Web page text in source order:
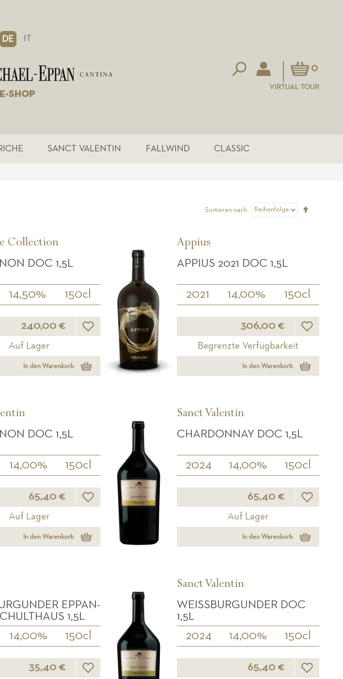
DE IT
E-SHOP
Mein Warenkorb
0
VIRTUAL TOUR
SANCT VALENTIN FALLWIND CLASSIC
Sortieren nach
Collection
DOC 1,5L
14,50% 150cl
240,00 € Wunschliste
Auf Lager
In den Warenkorb
Appius
APPIUS 2021 DOC 1,5L
2021 14,00% 150cl
306,00 € Wunschliste
Begrenzte Verfügbarkeit
In den Warenkorb
DOC 1,5L
14,00% 150cl
65,40 € Wunschliste
Auf Lager
In den Warenkorb
Sanct Valentin
CHARDONNAY DOC 1,5L
2024 14,00% 150cl
65,40 € Wunschliste
Auf Lager
In den Warenkorb
EPPAN-B
1,5L
14,00% 150cl
35,40 € Wunschliste
Sanct Valentin
WEISSBURGUNDER DOC 1
,5L
2024 14,00% 150cl
65,40 € Wunschliste